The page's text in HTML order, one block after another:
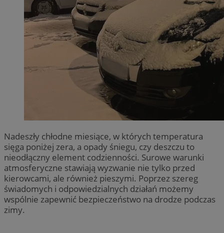
Nadeszły chłodne miesiące, w których temperatura
sięga poniżej zera, a opady śniegu, czy deszczu to
nieodłączny element codzienności. Surowe warunki
atmosferyczne stawiają wyzwanie nie tylko przed
kierowcami, ale również pieszymi. Poprzez szereg
świadomych i odpowiedzialnych działań możemy
wspólnie zapewnić bezpieczeństwo na drodze podczas
zimy.